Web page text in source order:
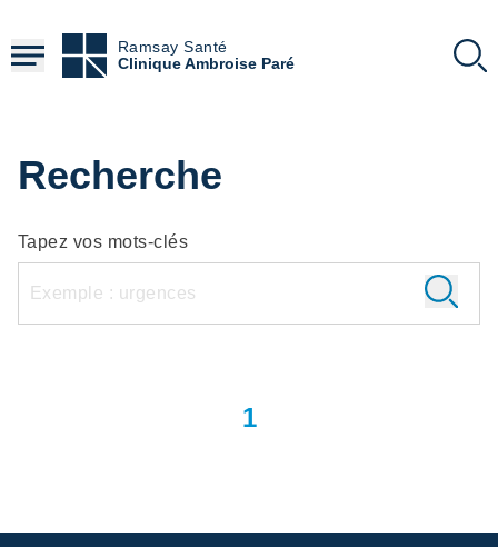
contenu
principal
Ramsay Santé
Clinique Ambroise Paré
Recherche
Tapez vos mots-clés
1